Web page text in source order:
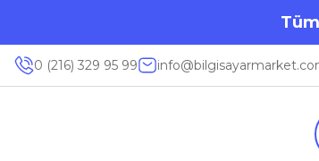
0 (216) 329 95 99